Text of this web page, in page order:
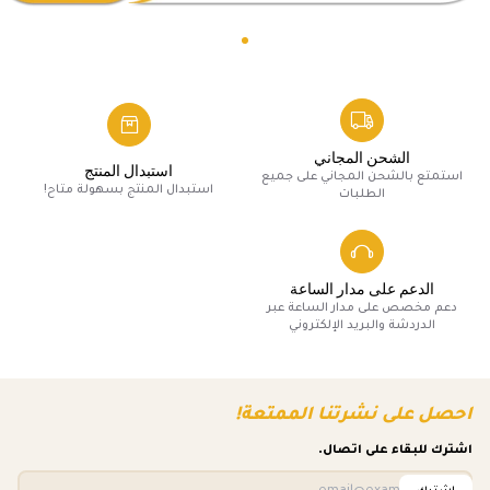
الشحن المجاني
استمتع بالشحن المجاني على جميع
الطلبات
استبدال المنتج
استبدال المنتج بسهولة متاح!
الدعم على مدار الساعة
دعم مخصص على مدار الساعة عبر
الدردشة والبريد الإلكتروني
احصل على نشرتنا الممتعة!
اشترك للبقاء على اتصال.